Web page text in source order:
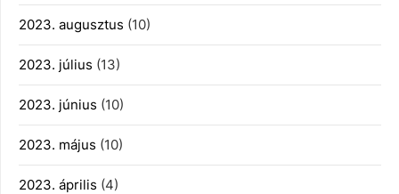
2023. augusztus (10)
2023. július (13)
2023. június (10)
2023. május (10)
2023. április (4)